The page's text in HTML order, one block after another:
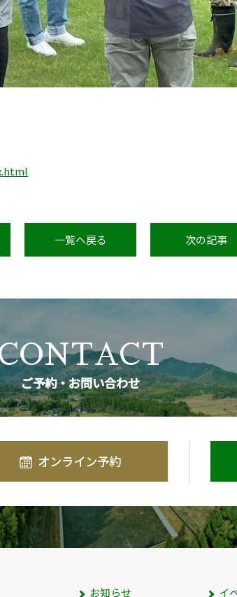
一覧へ戻る 次の記事
ご予約・お問い合わせ
オンライン予約
お知らせ イ